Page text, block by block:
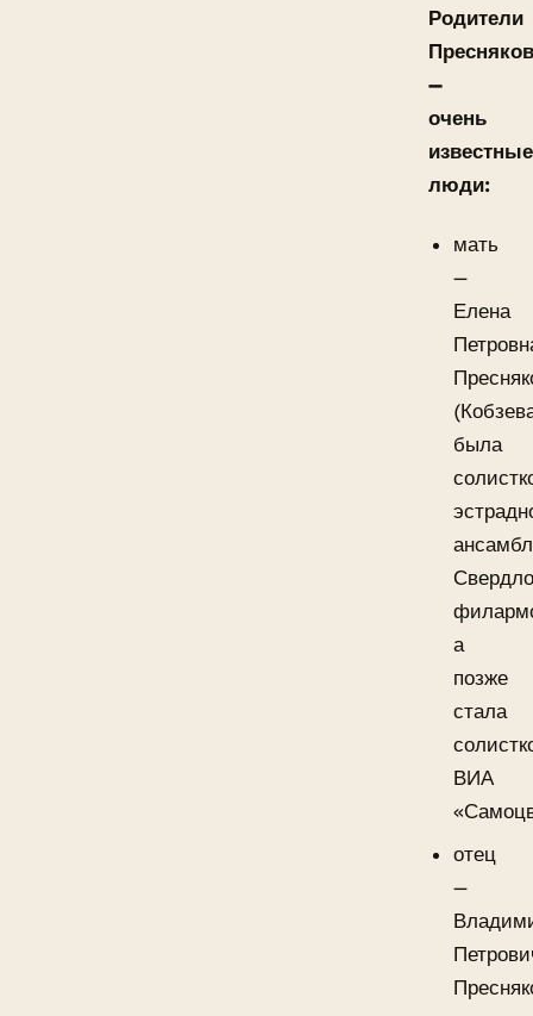
Родители
—
очень
известные
люди:
мать
—
Елена
была
а
позже
стала
ВИА
отец
—